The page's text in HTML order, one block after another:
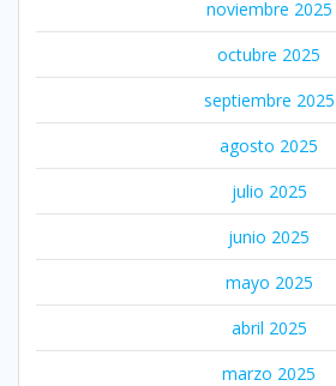
noviembre 2025
octubre 2025
septiembre 2025
agosto 2025
julio 2025
junio 2025
mayo 2025
abril 2025
marzo 2025